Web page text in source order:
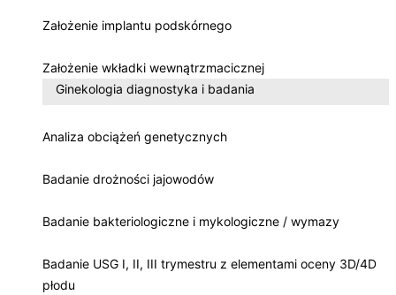
Założenie implantu podskórnego
Założenie wkładki wewnątrzmacicznej
Ginekologia diagnostyka i badania
Analiza obciążeń genetycznych
Badanie drożności jajowodów
Badanie bakteriologiczne i mykologiczne / wymazy
Badanie USG I, II, III trymestru z elementami oceny 3D/4D
płodu